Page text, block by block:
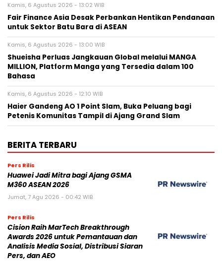
Kamis, 6 Agustus 2026 - 13:02 WIB
Fair Finance Asia Desak Perbankan Hentikan Pendanaan
untuk Sektor Batu Bara di ASEAN
Kamis, 6 Agustus 2026 - 13:00 WIB
Shueisha Perluas Jangkauan Global melalui MANGA
MILLION, Platform Manga yang Tersedia dalam 100
Bahasa
Kamis, 6 Agustus 2026 - 12:10 WIB
Haier Gandeng AO 1 Point Slam, Buka Peluang bagi
Petenis Komunitas Tampil di Ajang Grand Slam
BERITA TERBARU
Pers Rilis
Huawei Jadi Mitra bagi Ajang GSMA
M360 ASEAN 2026
Jumat, 7 Agu 2026 - 00:42 WIB
Pers Rilis
Cision Raih MarTech Breakthrough
Awards 2026 untuk Pemantauan dan
Analisis Media Sosial, Distribusi Siaran
Pers, dan AEO